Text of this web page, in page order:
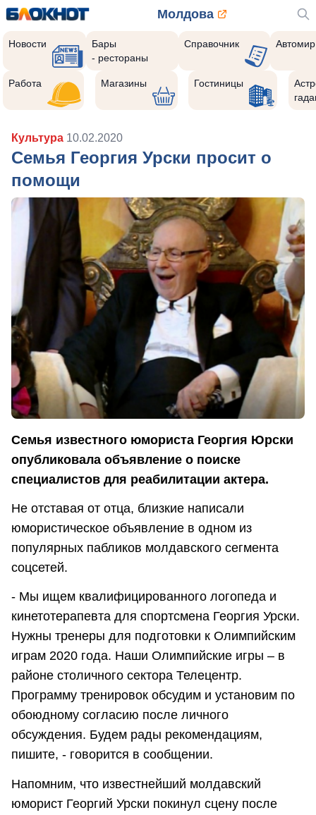
Молдова
Новости
Бары
- рестораны
Справочник Автомир
Работа Магазины Гостиницы
Культура 10.02.2020
Семья Георгия Урски просит о
помощи
Семья известного юмориста Георгия Юрски
опубликовала объявление о поиске
специалистов для реабилитации актера.
Не отставая от отца, близкие написали
юмористическое объявление в одном из
популярных пабликов молдавского сегмента
соцсетей.
- Мы ищем квалифицированного логопеда и
кинетотерапевта для спортсмена Георгия Урски.
Нужны тренеры для подготовки к Олимпийским
играм 2020 года. Наши Олимпийские игры – в
районе столичного сектора Телецентр.
Программу тренировок обсудим и установим по
обоюдному согласию после личного
обсуждения. Будем рады рекомендациям,
пишите, - говорится в сообщении.
Напомним, что известнейший молдавский
юморист Георгий Урски покинул сцену после